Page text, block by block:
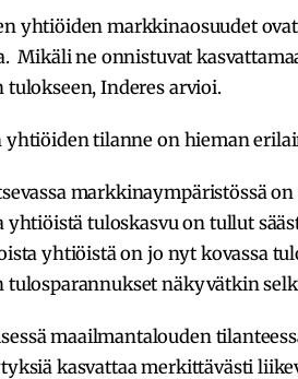
yhtiöiden markkinaosuudet
Mikäli ne onnistuvat
tulokseen, Inderes arvioi.
yhtiöiden tilanne on hieman
markkinaympäristössä
yhtiöistä tuloskasvu on tullut
yhtiöistä on jo nyt kovassa
tulosparannukset näkyvätkin
maailmantalouden
kasvattaa merkittävästi